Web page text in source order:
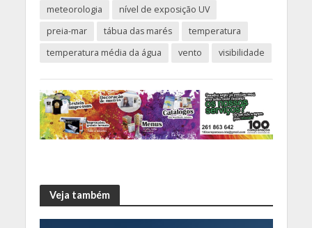
meteorologia
nível de exposição UV
preia-mar
tábua das marés
temperatura
temperatura média da água
vento visibilidade
Veja também